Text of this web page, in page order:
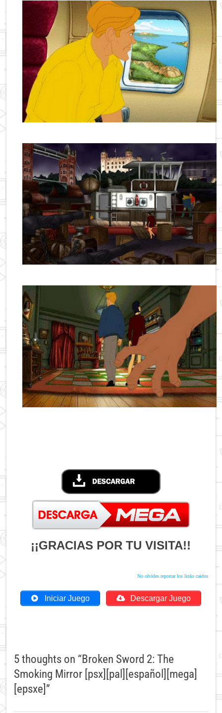
¡¡GRACIAS POR TU VISITA!!
No olvides reportar los links caidos
Iniciar Juego Descargar Juego
5 thoughts on “Broken Sword 2: The
Smoking Mirror [psx][pal][español][mega]
[epsxe] ”